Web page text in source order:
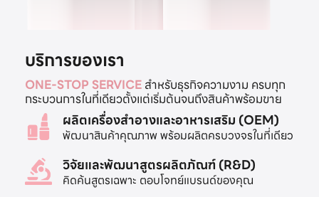
บริการของเรา
ONE-STOP SERVICEสำหรับธุรกิจความงาม ครบทุก
กระบวนการในที่เดียวตั้งแต่เริ่มต้นจนถึงสินค้าพร้อมขาย
ผลิตเครื่องสำอางและอาหารเสริม (OEM)
พัฒนาสินค้าคุณภาพ พร้อมผลิตครบวงจรในที่เดียว
วิจัยและพัฒนาสูตรผลิตภัณฑ์ (R&D)
คิดค้นสูตรเฉพาะ ตอบโจทย์แบรนด์ของคุณ